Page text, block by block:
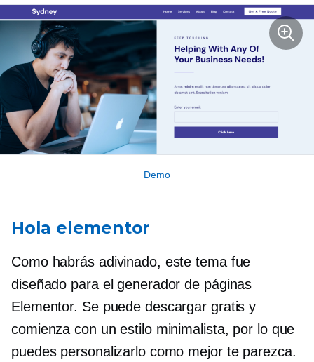
Demo
Hola elementor
Como habrás adivinado, este tema fue
diseñado para el generador de páginas
Elementor. Se puede descargar gratis y
comienza con un estilo minimalista, por lo que
puedes personalizarlo como mejor te parezca.